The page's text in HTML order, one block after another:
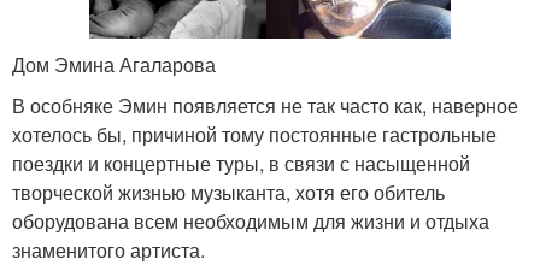
Дом Эмина Агаларова
В особняке Эмин появляется не так часто как, наверное
хотелось бы, причиной тому постоянные гастрольные
поездки и концертные туры, в связи с насыщенной
творческой жизнью музыканта, хотя его обитель
оборудована всем необходимым для жизни и отдыха
знаменитого артиста.